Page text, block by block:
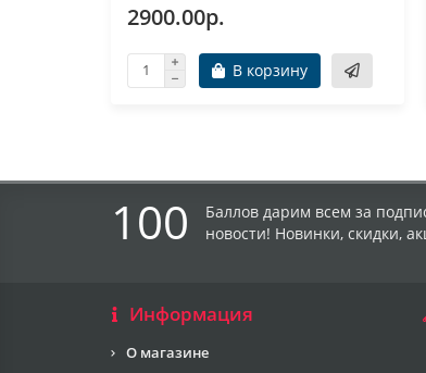
2900.00р.
В корзину
100
Баллов дарим всем за
новости! Новинки, скидки,
Информация
О магазине